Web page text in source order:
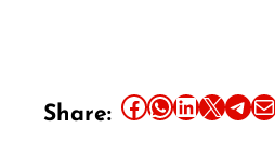
Share: Share this article on Facebook Share this article on WhatsApp Share this article on LinkedIn Share this article on X Share this article on TelegramEmail this Article